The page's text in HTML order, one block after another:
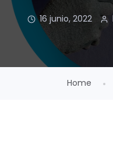
16 junio, 2022
Home